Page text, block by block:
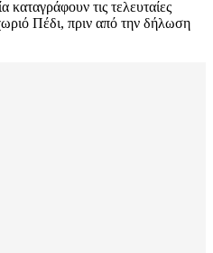
καταγράφουν τις τελευταίες
Πέδι, πριν από την δήλωση